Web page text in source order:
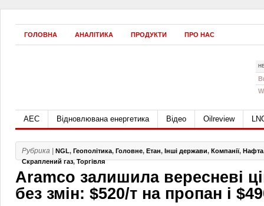
ГОЛОВНА АНАЛІТИКА ПРОДУКТИ ПРО НАС
АЕС Відновлювана енергетика Відео Oilreview
Рубрика | NGL, Геополітика, Головне, Етан, Інші держави, Компанії, Нафта
Скраплений газ,Торгівля
Aramco залишила вересневі
без змін: $520/т на пропан і